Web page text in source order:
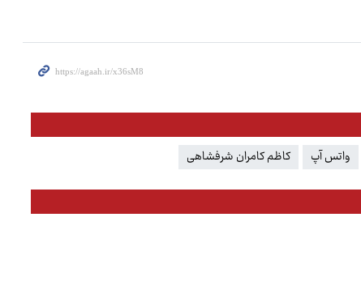
واتس آپ کاظم کامران شرفشاهی